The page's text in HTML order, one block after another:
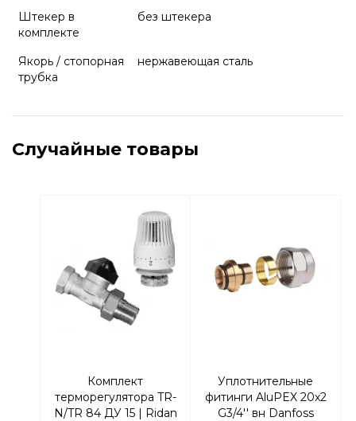
Штекер в
комплекте
без штекера
Якорь / стопорная
трубка
нержавеющая сталь
Случайные товары
Комплект
терморегулятора TR-
N/TR 84 ДУ 15 | Ridan
Уплотнительные
фитинги AluPEX 20x2
G3/4'' вн Danfoss